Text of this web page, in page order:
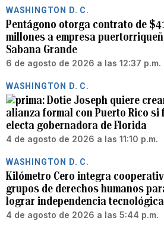
WASHINGTON D. C.
Pentágono otorga contrato de
millones a empresa
Sabana Grande
6 de agosto de 2026 a las 12:37 p.m.
WASHINGTON D. C.
Dotie Joseph quiere
alianza formal con Puerto Rico si
electa gobernadora de Florida
4 de agosto de 2026 a las 11:10 p.m.
WASHINGTON D. C.
Kilómetro Cero integra
grupos de derechos humanos
lograr independencia tecnológica
4 de agosto de 2026 a las 5:44 p.m.